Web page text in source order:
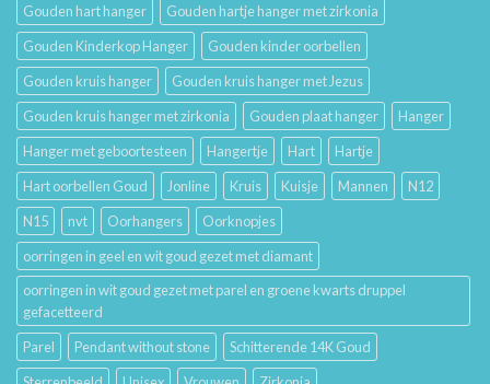
Gouden hart hanger
Gouden hartje hanger met zirkonia
Gouden Kinderkop Hanger
Gouden kinder oorbellen
Gouden kruis hanger
Gouden kruis hanger met Jezus
Gouden kruis hanger met zirkonia
Gouden plaat hanger
Hanger
Hanger met geboortesteen
Hangertje Hart
Hartje
Hart oorbellen Goud
Jonline Kruis Kuisje Mannen
N12
N15
nvt Oorhangers
Oorknopjes
oorringen in geel en wit goud gezet met diamant
oorringen in wit goud gezet met parel en groene kwarts druppel
gefacetteerd
Parel
Pendant without stone
Schitterende 14K Goud